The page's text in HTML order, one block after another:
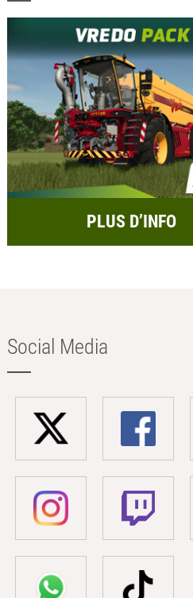
PLUS D’INFO
Social Media